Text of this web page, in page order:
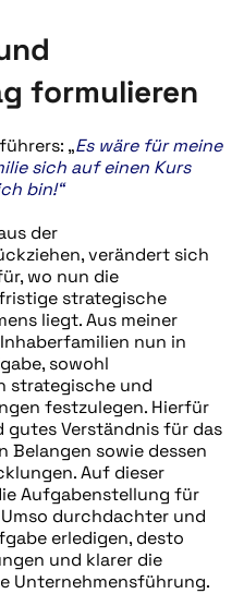
formulieren
„Es wäre für meine
sich auf einen Kurs
bin!“
der
verändert sich
wo nun die
strategische
liegt. Aus meiner
nun in
sowohl
strategische und
festzulegen. Hierfür
Verständnis für das
Belangen sowie dessen
Auf dieser
Aufgabenstellung für
durchdachter und
erledigen, desto
und klarer die
Unternehmensführung.